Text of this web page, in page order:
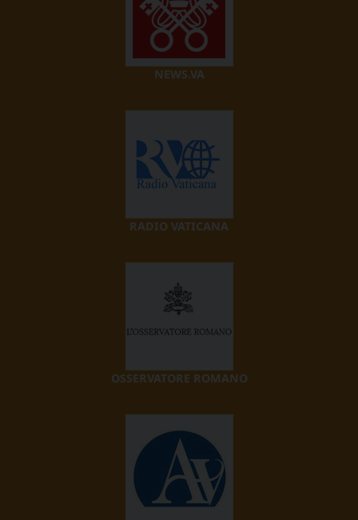
NEWS.VA
RADIO VATICANA
OSSERVATORE ROMANO